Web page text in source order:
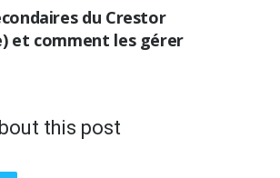
du Crestor
et comment les gérer
this post